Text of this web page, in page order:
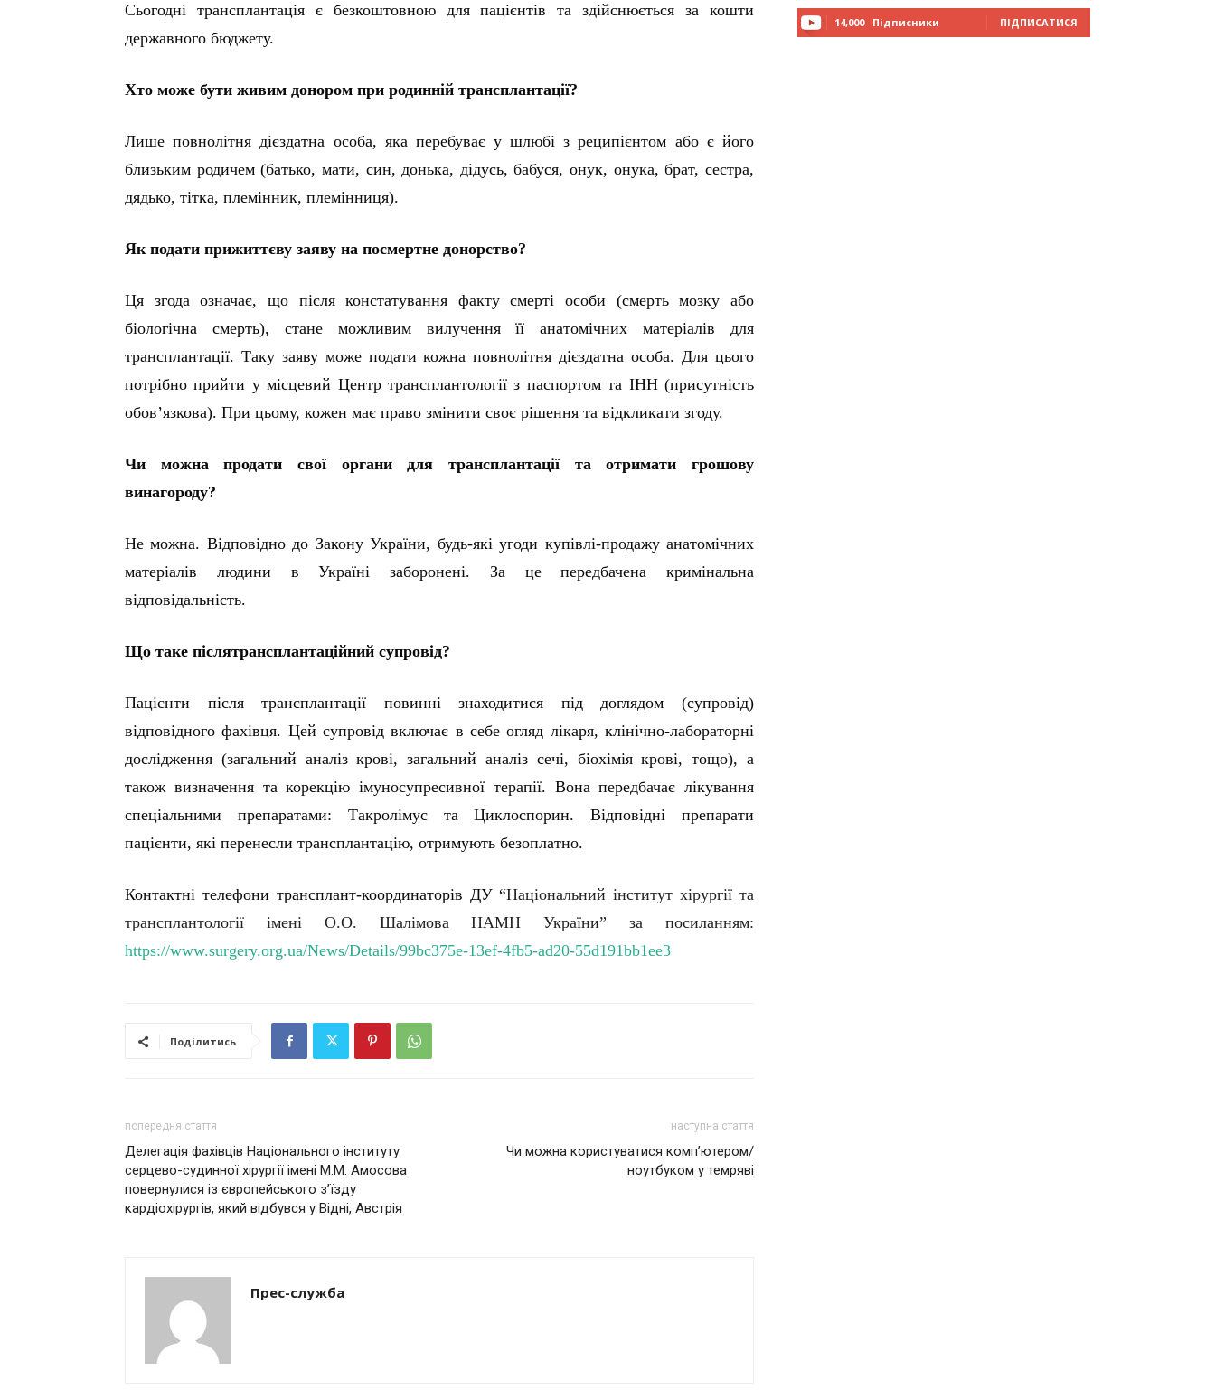
Сьогодні трансплантація є безкоштовною для пацієнтів та здійснюється за кошти
державного бюджету.
Хто може бути живим донором при родинній трансплантації?
Лише повнолітня дієздатна особа, яка перебуває у шлюбі з реципієнтом або є його
близьким родичем (батько, мати, син, донька, дідусь, бабуся, онук, онука, брат, сестра,
дядько, тітка, племінник, племінниця).
Як подати прижиттєву заяву на посмертне донорство?
Ця згода означає, що після констатування факту смерті особи (смерть мозку або
біологічна смерть), стане можливим вилучення її анатомічних матеріалів для
трансплантації. Таку заяву може подати кожна повнолітня дієздатна особа. Для цього
потрібно прийти у місцевий Центр трансплантології з паспортом та ІНН (присутність
обов’язкова). При цьому, кожен має право змінити своє рішення та відкликати згоду.
Чи можна продати свої органи для трансплантації та отримати грошову
винагороду?
Не можна. Відповідно до Закону України, будь-які угоди купівлі-продажу анатомічних
матеріалів людини в Україні заборонені. За це передбачена кримінальна
відповідальність.
Що таке післятрансплантаційний супровід?
Пацієнти після трансплантації повинні знаходитися під доглядом (супровід)
відповідного фахівця. Цей супровід включає в себе огляд лікаря, клінічно-лабораторні
дослідження (загальний аналіз крові, загальний аналіз сечі, біохімія крові, тощо), а
також визначення та корекцію імуносупресивної терапії. Вона передбачає лікування
спеціальними препаратами: Такролімус та Циклоспорин. Відповідні препарати
пацієнти, які перенесли трансплантацію, отримують безоплатно.
Контактні телефони трансплант-координаторів ДУ “Національнийінститут хірургії та
трансплантології імені О.О. Шалімова НАМН України”за посиланням:
https://www.surgery.org.ua/News/Details/99bc375e-13ef-4fb5-ad20-55d191bb1ee3
Поділитись
попередня стаття
Делегація фахівців Національного інституту
серцево-судинної хірургії імeні М.М. Амосова
повернулися із європейського зʼїзду
кардіохірургів, який відбувся у Відні, Австрія
наступна стаття
Чи можна користуватися комп’ютером/
ноутбуком у темряві
Прес-служба
14,000 Підписники ПІДПИСАТИСЯ